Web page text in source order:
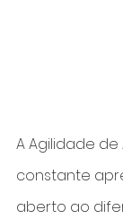
A Agilidade
constante
aberto ao